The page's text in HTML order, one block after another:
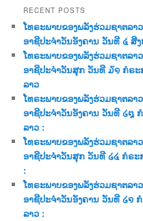
r
c
h
RECENT POSTS
ໂທຣະພາບຂອງພລັງຮ່ວມຊາຕລ
ອາຊີປະຈຳວັນອັງຄານ ວັນທີ ໔ ສີ
ໂທຣະພາບຂອງພລັງຮ່ວມຊາຕລ
ອາຊີປະຈຳວັນສຸກ ວັນທີ ໓໑ ກໍຣ
ລາວ
ໂທຣະພາບຂອງພລັງຮ່ວມຊາຕລ
ອາຊີປະຈຳວັນອັງຄານ ວັນທີ ໒໘
ລາວ :
ໂທຣະພາບຂອງພລັງຮ່ວມຊາຕລ
ອາຊີປະຈຳວັນສຸກ ວັນທີ ໒໔ ກໍຣະ
:
ໂທຣະພາບຂອງພລັງຮ່ວມຊາຕລ
ອາຊີປະຈຳວັນອັງຄານ ວັນທີ ໒໑
ລາວ :